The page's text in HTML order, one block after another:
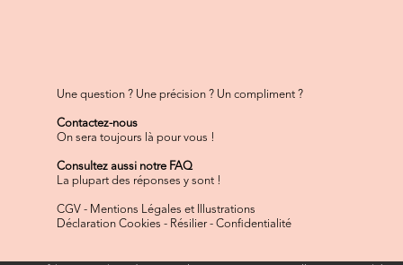
Une question ? Une précision ? Un compliment ?
Contactez-nous
On sera toujours là pour vous !
Consultez aussi notre FAQ
La plupart des réponses y sont !
CGV - Mentions Légales et Illustrations
Déclaration Cookies - Résilier- Confidentialité